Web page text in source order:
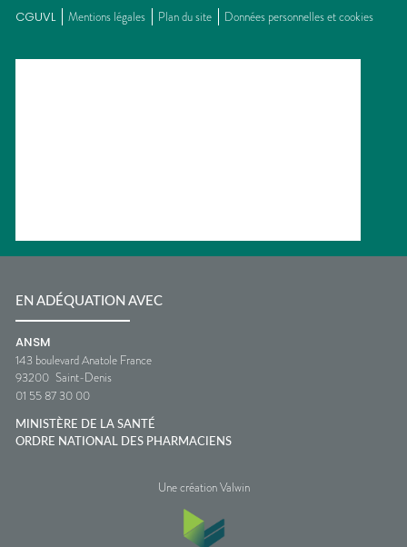
CGUVL Mentions légales Plan du site Données personnelles et cookies
EN ADÉQUATION AVEC
ANSM
143 boulevard Anatole France
93200 Saint-Denis
01 55 87 30 00
MINISTÈRE DE LA SANTÉ
ORDRE NATIONAL DES PHARMACIENS
Une création Valwin